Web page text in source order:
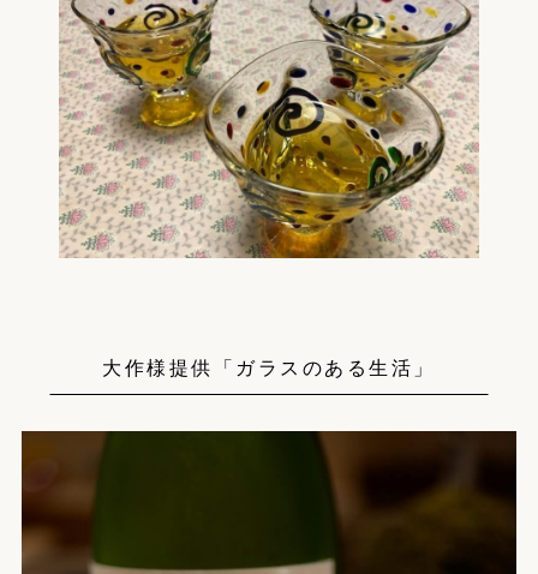
大作様提供「ガラスのある生活」